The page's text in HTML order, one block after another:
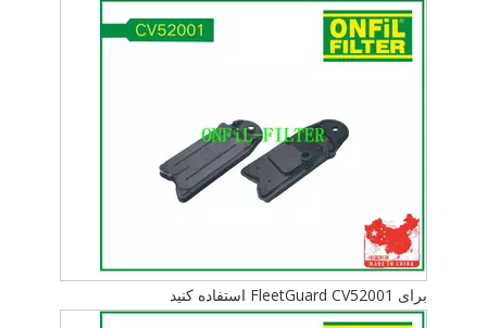
برای FleetGuard CV52001 استفاده کنید